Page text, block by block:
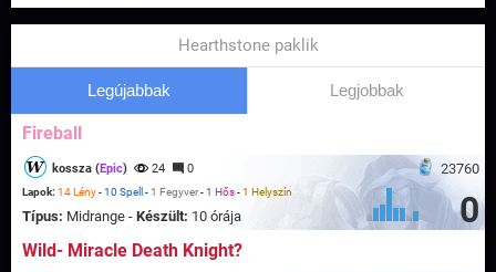
Hearthstone paklik
Legújabbak Legjobbak
Fireball
23760
kossza (Epic) 24 0
Lapok: 14 Lény-10 Spell - 1 Fegyver-1 Hős-1 Helyszín
Típus: Midrange - Készült: 10 órája 0
Wild- Miracle Death Knight?